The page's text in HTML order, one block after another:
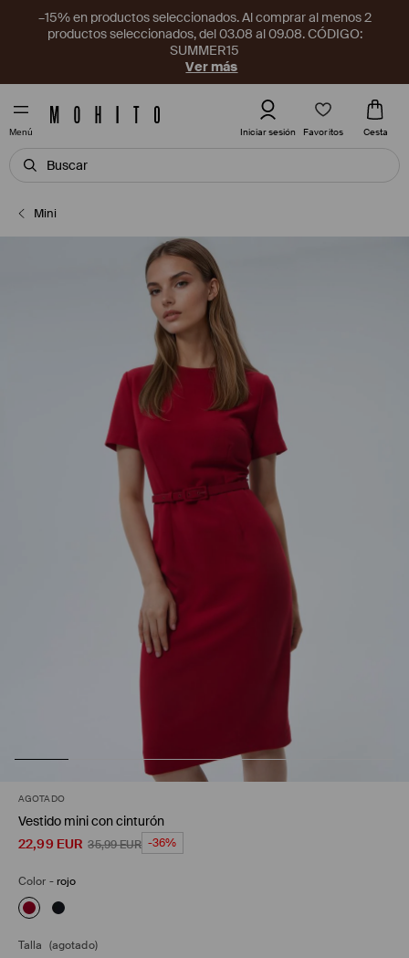
–15% en productos seleccionados. Al comprar al menos 2
productos seleccionados, del 03.08 al 09.08. CÓDIGO:
SUMMER15
Ver más
Menú Iniciar sesión Favoritos Cesta
Mini
AGOTADO
Vestido mini con cinturón
22,99 EUR 35,99EUR -36%
Color - rojo
Talla (agotado)